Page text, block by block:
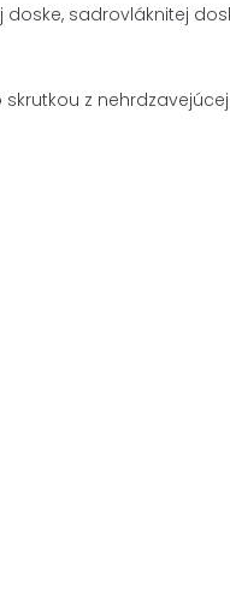
sadrovláknitej
z